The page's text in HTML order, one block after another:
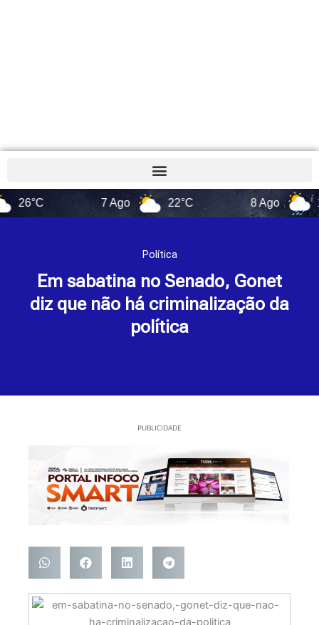
7 Ago 22°C 8 Ago 17°C
Política
Em sabatina no Senado, Gonet
diz que não há criminalização da
política
PUBLICIDADE